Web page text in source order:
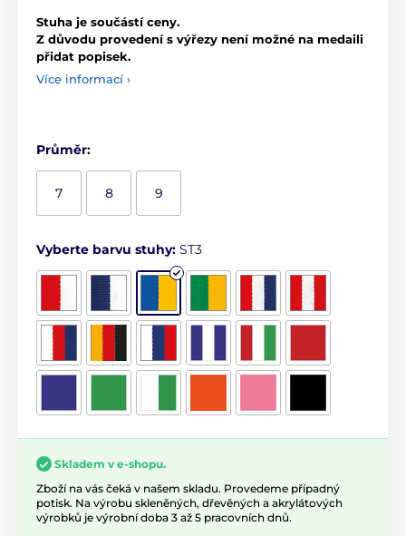
Stuha je součástí ceny.
Z důvodu provedení s výřezy není možné na medaili
přidat popisek.
Více informací ›
Průměr:
7 8 9
Vyberte barvu stuhy: ST3
Skladem v e-shopu.
Zboží na vás čeká v našem skladu. Provedeme případný
potisk. Na výrobu skleněných, dřevěných a akrylátových
výrobků je výrobní doba 3 až 5 pracovních dnů.